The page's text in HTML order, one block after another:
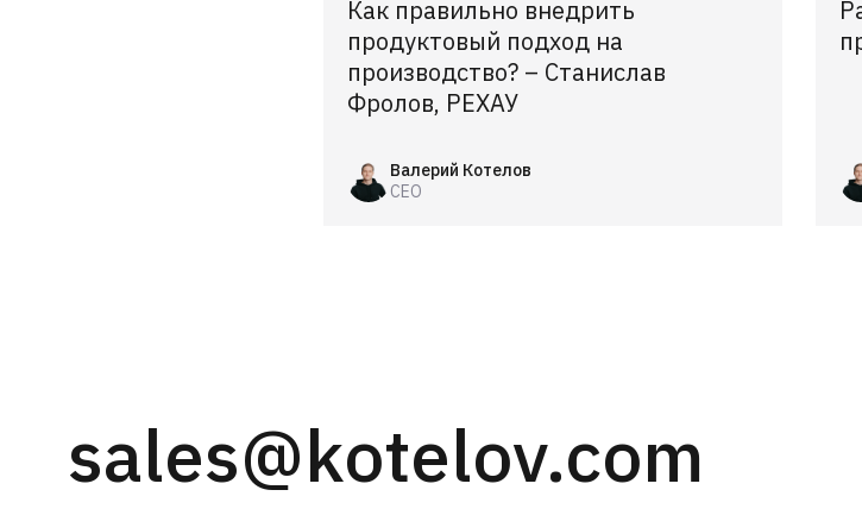
Как правильно внедрить
продуктовый подход на
производство? – Станислав
Фролов, РЕХАУ
Валерий Котелов
CEO
sales@kotelov.com